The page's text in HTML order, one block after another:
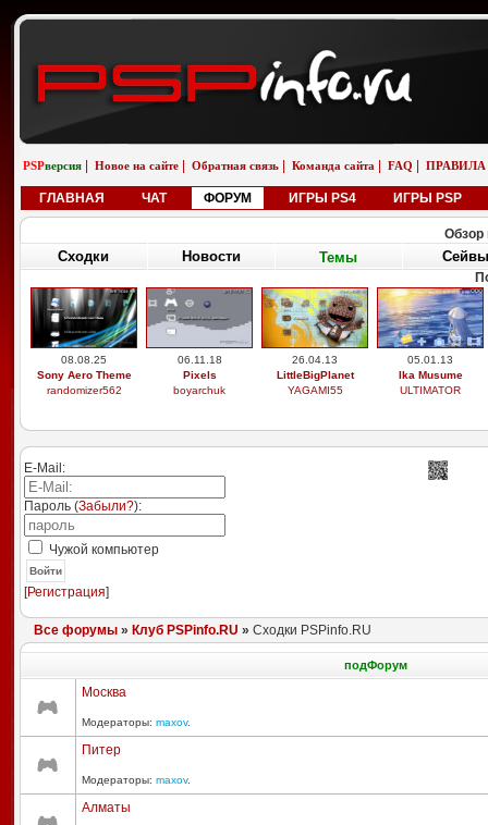
PSPверсия Новое на сайте Обратная связь Команда сайта FAQ ПРАВИЛА
ГЛАВНАЯ ЧАТ ФОРУМ ИГРЫ PS4 ИГРЫ PSP
Обзор
Сходки Новости Темы Сейвы
08.08.25
Sony Aero Theme
randomizer562
06.11.18
Pixels
boyarchuk
26.04.13
LittleBigPlanet
YAGAMI55
05.01.13
Ika Musume
ULTIMATOR
E-Mail:
Пароль (Забыли?):
Чужой компьютер
Войти
[Регистрация]
Все форумы» Клуб PSPinfo.RU » Сходки PSPinfo.RU
подФорум
Москва
Модераторы: maxov.
Питер
Модераторы: maxov.
Алматы